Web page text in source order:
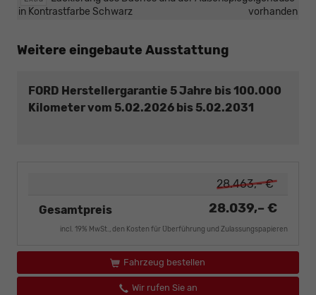
in Kontrastfarbe Schwarz
vorhanden
Weitere eingebaute Ausstattung
FORD Herstellergarantie 5 Jahre bis 100.000
Kilometer vom 5.02.2026 bis 5.02.2031
28.463,– €
Gesamtpreis
28.039,– €
incl. 19% MwSt., den Kosten für Überführung und Zulassungspapieren
Fahrzeug bestellen
Wir rufen Sie an